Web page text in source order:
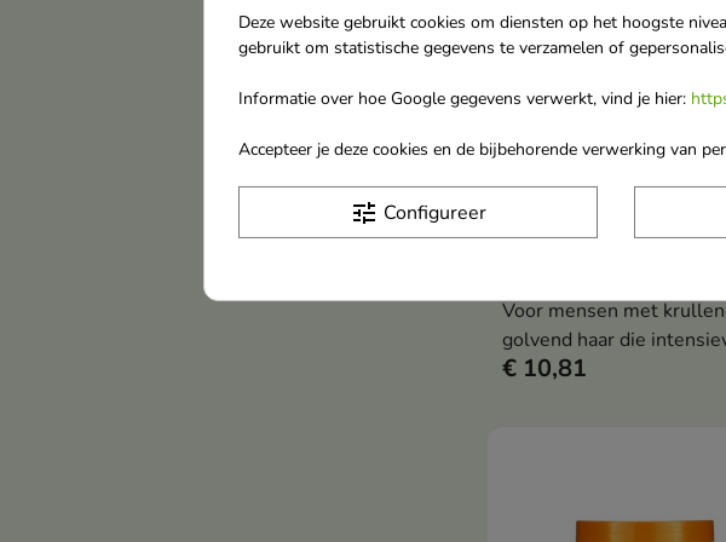
 In
Voor mensen met
golvend haar die
verzorging en hydratatie
€ 10,81
Deze website gebruikt cookies om diensten op het hoogste
gebruikt om statistische gegevens te verzamelen of
Informatie over hoe Google gegevens verwerkt, vind je hier:
Accepteer je deze cookies en de bijbehorende verwerking van
tune Configureer